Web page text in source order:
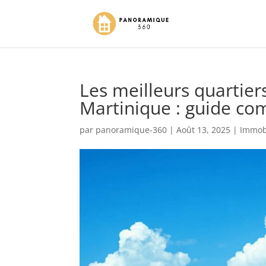
Les meilleurs
Martinique : guide
par panoramique-360 |Août 13, 2025 |